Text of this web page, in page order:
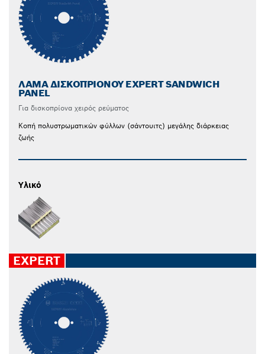
ΛΆΜΑ ΔΙΣΚΟΠΡΊΟΝΟΥ EXPERT SANDWICH
PANEL
Για δισκοπρίονα χειρός ρεύματος
Κοπή πολυστρωματικών φύλλων (σάντουιτς) μεγάλης διάρκειας
ζωής
Υλικό
EXPERT